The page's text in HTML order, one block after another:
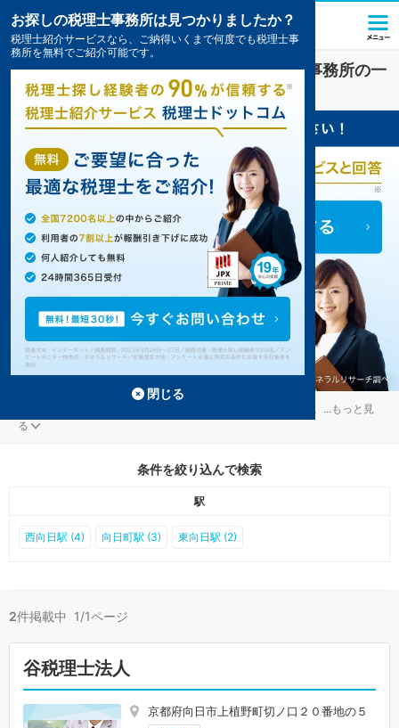
向日で会社設立対策を扱う税理士・会計事務所の一
覧2件掲載中
向日の会社設立対策を扱う税理士事務所が2件見つかりました。 ...もっと見
る
条件を絞り込んで検索
駅
西向日駅 (4) 向日町駅 (3) 東向日駅 (2)
2件掲載中 1/1ページ
谷税理士法人
京都府向日市上植野町切ノ口２０番地の５
お探しの税理士事務所は見つかりましたか？
税理士紹介サービスなら、ご納得いくまで何度でも税理士事
務所を無料でご紹介可能です。
閉じる